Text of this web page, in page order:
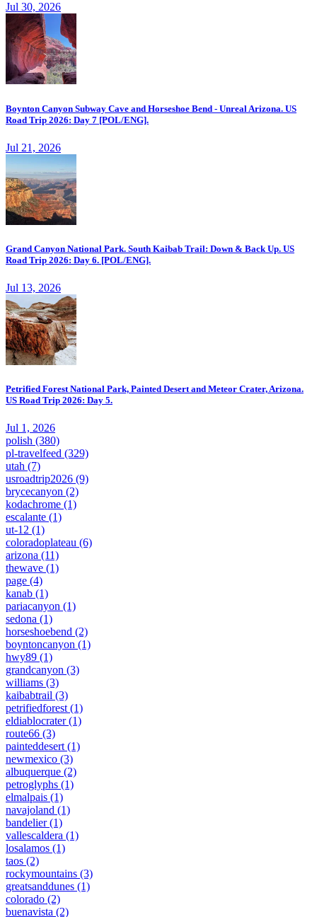
Jul 30, 2026
Boynton Canyon Subway Cave and Horseshoe Bend - Unreal Arizona. US
Road Trip 2026: Day 7 [POL/ENG].
Jul 21, 2026
Grand Canyon National Park. South Kaibab Trail: Down & Back Up. US
Road Trip 2026: Day 6. [POL/ENG].
Jul 13, 2026
Petrified Forest National Park, Painted Desert and Meteor Crater, Arizona.
US Road Trip 2026: Day 5.
Jul 1, 2026
polish (380)
pl-travelfeed (329)
utah (7)
usroadtrip2026 (9)
brycecanyon (2)
kodachrome (1)
escalante (1)
ut-12 (1)
coloradoplateau (6)
arizona (11)
thewave (1)
page (4)
kanab (1)
pariacanyon (1)
sedona (1)
horseshoebend (2)
boyntoncanyon (1)
hwy89 (1)
grandcanyon (3)
williams (3)
kaibabtrail (3)
petrifiedforest(1)
eldiablocrater(1)
route66 (3)
painteddesert(1)
newmexico (3)
albuquerque (2)
petroglyphs (1)
elmalpais (1)
navajoland (1)
bandelier(1)
vallescaldera (1)
losalamos (1)
taos (2)
rockymountains (3)
greatsanddunes (1)
colorado (2)
buenavista (2)